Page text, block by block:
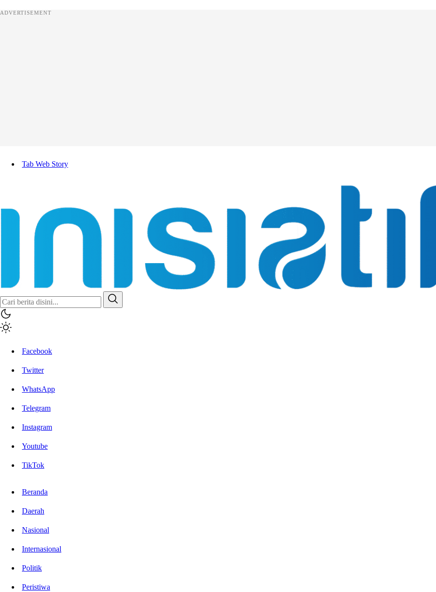
ADVERTISEMENT
Tab Web Story
Inisiatif.co
Stay Connected Stay Informed
Facebook
Twitter
WhatsApp
Telegram
Instagram
Youtube
TikTok
Beranda
Daerah
Nasional
Internasional
Politik
Peristiwa